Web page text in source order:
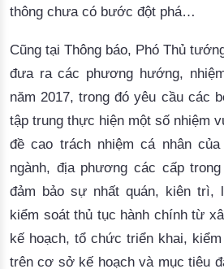
thông chưa có bước đột phá…
Cũng tại Thông báo, Phó Thủ
đưa ra các phương hướng,
năm 2017, trong đó yêu cầu các
tập trung thực hiện một số nhiệm
đề cao trách nhiệm cá nhân
ngành, địa phương các cấp
đảm bảo sự nhất quán, kiên trì,
kiểm soát thủ tục hành chính từ
kế hoạch, tổ chức triển khai,
trên cơ sở kế hoạch và mục tiêu